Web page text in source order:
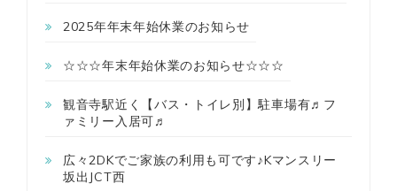
2025年年末年始休業のお知らせ
☆☆☆年末年始休業のお知らせ☆☆☆
観音寺駅近く【バス・トイレ別】駐車場有♬フ
ァミリー入居可♬
広々2DKでご家族の利用も可です♪Kマンスリー
坂出JCT西